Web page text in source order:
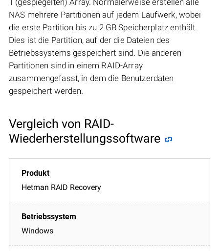
NAS mehrere Partitionen auf jedem Laufwerk, wobei
die erste Partition bis zu 2 GB Speicherplatz enthält.
Dies ist die Partition, auf der die Dateien des
Betriebssystems gespeichert sind. Die anderen
Partitionen sind in einem RAID-Array
zusammengefasst, in dem die Benutzerdaten
gespeichert werden.
Vergleich von RAID-
Wiederherstellungssoftware
Hetman RAID Recovery
Windows